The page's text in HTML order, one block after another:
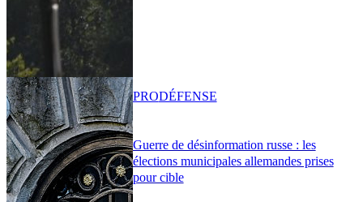
Guerre de désinformation russe : les
élections municipales allemandes prises
pour cible
PRODÉFENSE